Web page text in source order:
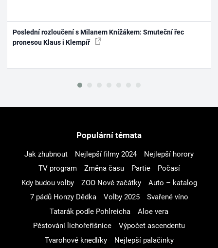
Poslední rozloučení s Milanem Knížákem: Smuteční řec
pronesou Klaus i Klempíř
Populární témata
Jak zhubnout Nejlepší filmy 2024
Nejlepší horory
TV program
Změna času Partie
Počasí
Kdy budou volby
ZOO Nové začátky
Auto – katalog
7 pádů Honzy Dědka
Volby 2025
Svařené víno
Tatarák podle Pohlreicha
Aloe vera
Pěstování lichořeřišnice
Výpočet ascendentu
Tvarohové knedlíky
Nejlepší palačinky